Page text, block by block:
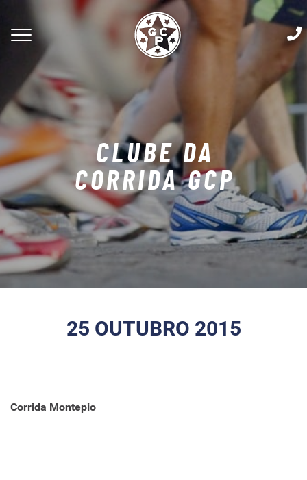
CLUBE DA
CORRIDA GCP
25 OUTUBRO 2015
Corrida Montepio